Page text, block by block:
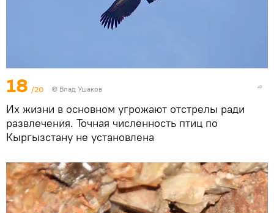
18 /20 © Влад Ушаков
Их жизни в основном угрожают отстрелы ради
развлечения. Точная численность птиц по
Кыргызстану не установлена